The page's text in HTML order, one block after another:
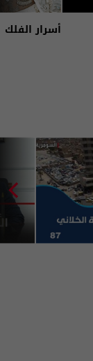
أسرار الفلك